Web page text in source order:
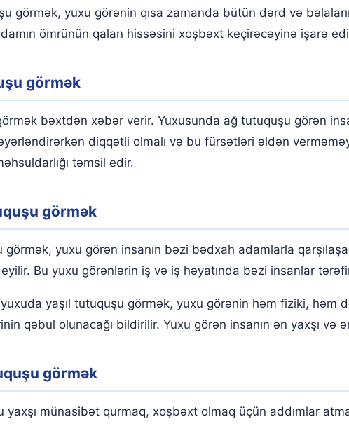
görmək, yuxu görənin qısa zamanda bütün dərd və
ömrünün qalan hissəsini xoşbəxt keçirəcəyinə işarə
görmək
bəxtdən xəbər verir. Yuxusunda ağ tutuquşu görən
diqqətli olmalı və bu fürsətləri əldən
təmsil edir.
görmək
görmək, yuxu görən insanın bəzi bədxah adamlarla
Bu yuxu görənlərin iş və iş həyatında bəzi insanlar
yaşıl tutuquşu görmək, yuxu görənin həm fiziki, həm
qəbul olunacağı bildirilir. Yuxu görən insanın ən yaxşı və
görmək
yaxşı münasibət qurmaq, xoşbəxt olmaq üçün addımlar